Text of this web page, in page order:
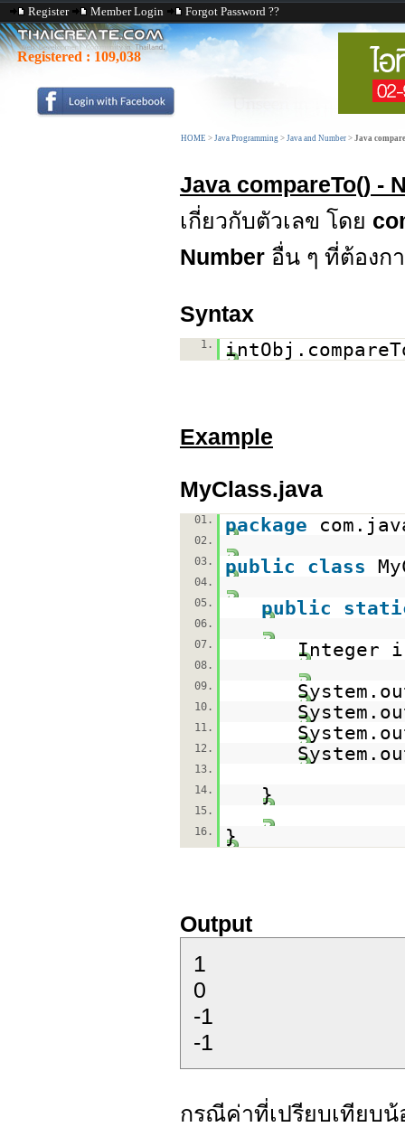
Register Member Login Forgot Password ??
Registered : 109,038
HOME > Java Programming > Java and Number > Java
Java compareTo() -
เกี่ยวกับตัวเลข โดย
Number อื่น ๆ ที่ต้องก
Syntax
1.
Example
MyClass.java
01. package
02.
03.
public class
04.
05.
public
06.
07.
Integer
08.
09.
10.
11.
12.
13.
14.
}
15.
16.
}
Output
1
0
-1
-1
กรณีค่าที่เปรียบเทียบน้